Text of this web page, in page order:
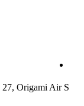
Origami Air S